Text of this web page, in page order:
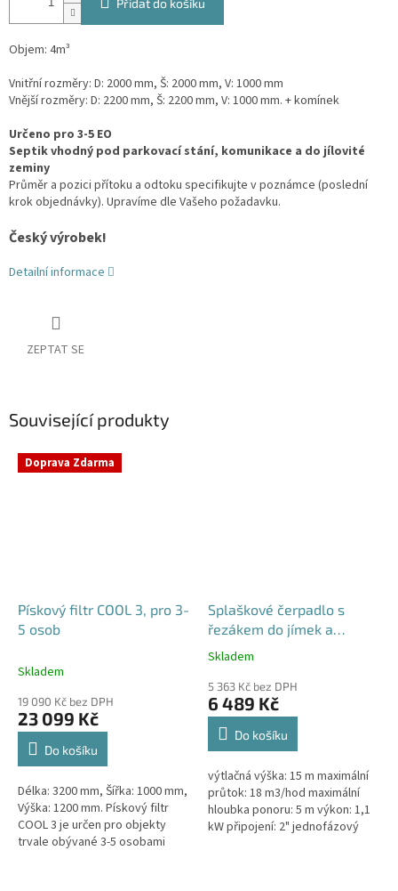
Přidat do košíku
Objem: 4m³
Vnitřní rozměry: D: 2000 mm, Š: 2000 mm, V: 1000 mm
Vnější rozměry: D: 2200 mm, Š: 2200 mm, V: 1000 mm. + komínek
Určeno pro 3-5 EO
Septik vhodný pod parkovací stání, komunikace a do jílovité
zeminy
Průměr a pozici přítoku a odtoku specifikujte v poznámce (poslední
krok objednávky). Upravíme dle Vašeho požadavku.
Český výrobek!
Detailní informace
ZEPTAT SE
Související produkty
Doprava Zdarma
Pískový filtr COOL 3, pro 3-
5 osob
Skladem
19 090 Kč bez DPH
23 099 Kč
Do košíku
Délka: 3200 mm, Šířka: 1000 mm,
Výška: 1200 mm. Pískový filtr
COOL 3 je určen pro objekty
trvale obývané 3-5 osobami
Splaškové čerpadlo s
řezákem do jímek a
septiků - Blue Line PQD 7-
Průměrné
produktu
je
5,0
hvězdiček.
Skladem
5 363 Kč bez DPH
6 489 Kč
Do košíku
výtlačná výška: 15 m maximální
průtok: 18 m3/hod maximální
hloubka ponoru: 5 m výkon: 1,1
kW připojení: 2" jednofázový